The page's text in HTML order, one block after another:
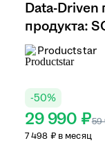
Data-Driven
продукта:
Productstar
-50%
29 990 ₽59
7 498 ₽ в месяц